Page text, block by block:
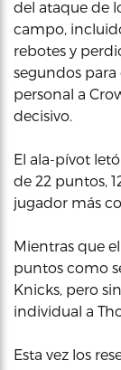
del ataque de
campo,
rebotes y
segundos
personal a
decisivo.
El ala-pívot
de 22 puntos,
jugador más
Mientras que
puntos como
Knicks, pero
individual a
Esta vez los